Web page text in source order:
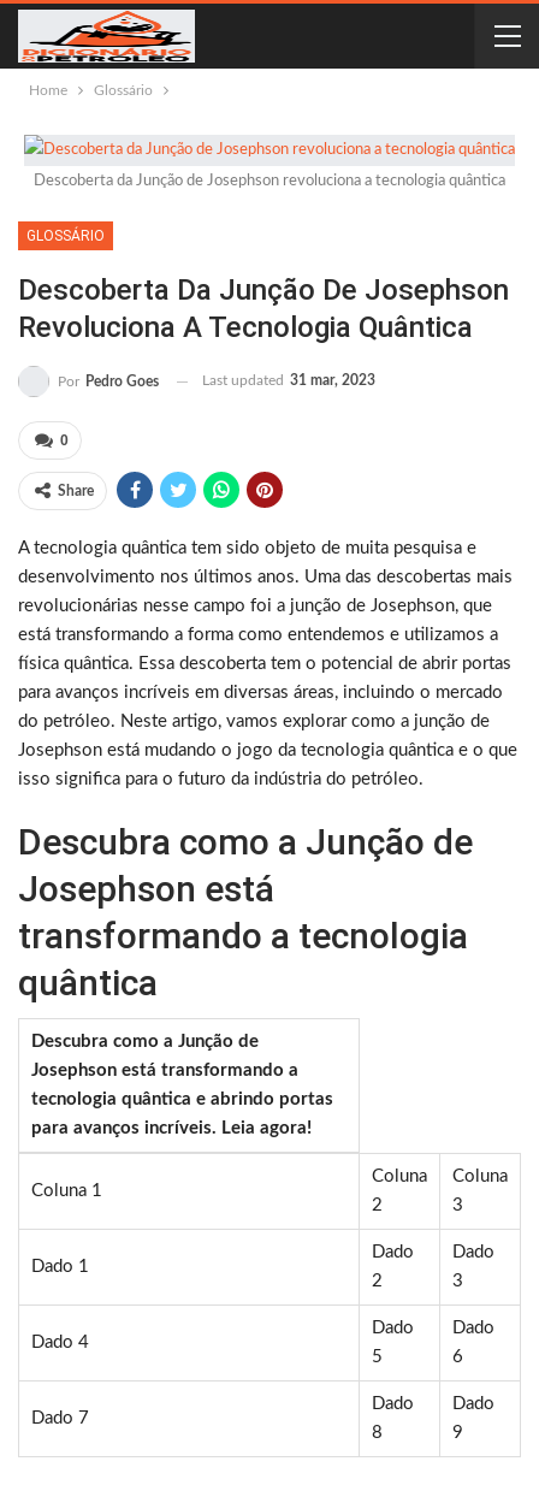
Home Glossário
Descoberta da Junção de Josephson revoluciona a tecnologia quântica
GLOSSÁRIO
Descoberta Da Junção De Josephson
Revoluciona A Tecnologia Quântica
Por Pedro Goes Last updated 31 mar, 2023
0
Share
A tecnologia quântica tem sido objeto de muita pesquisa e
desenvolvimento nos últimos anos. Uma das descobertas mais
revolucionárias nesse campo foi a junção de Josephson, que
está transformando a forma como entendemos e utilizamos a
física quântica. Essa descoberta tem o potencial de abrir portas
para avanços incríveis em diversas áreas, incluindo o mercado
do petróleo. Neste artigo, vamos explorar como a junção de
Josephson está mudando o jogo da tecnologia quântica e o que
isso significa para o futuro da indústria do petróleo.
Descubra como a Junção de
Josephson está
transformando a tecnologia
quântica
Descubra como a Junção de
Josephson está transformando a
tecnologia quântica e abrindo portas
para avanços incríveis. Leia agora!
Coluna 1
Coluna
2
Coluna
3
Dado 1
Dado
2
Dado
3
Dado 4
Dado
5
Dado
6
Dado 7
Dado
8
Dado
9